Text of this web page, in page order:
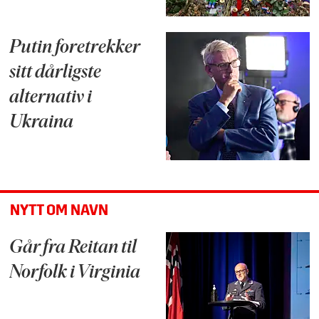
Putin foretrekker
sitt dårligste
alternativ i
Ukraina
NYTT OM NAVN
Går fra Reitan til
Norfolk i Virginia